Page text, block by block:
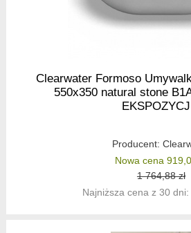
Clearwater Formoso
550x350 natural stone
Producent:
Nowa cena
1 764,88 zł
Najniższa cena z 30 dni: